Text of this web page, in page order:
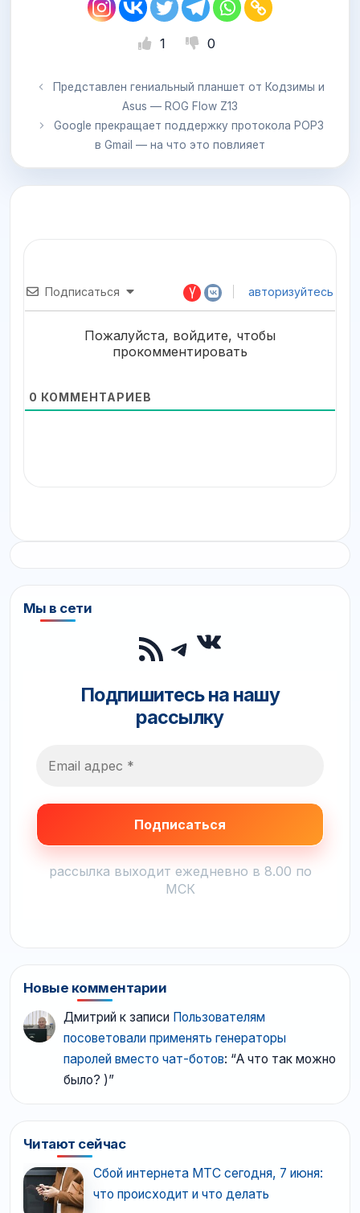
1 0
Представлен гениальный планшет от Кодзимы и
Asus — ROG Flow Z13
Google прекращает поддержку протокола POP3
в Gmail — на что это повлияет
Подписаться авторизуйтесь
Пожалуйста, войдите, чтобы
прокомментировать
0 КОММЕНТАРИЕВ
Мы в сети
RSS-лента
Telegram
ВКонтакте
Подпишитесь на нашу
рассылку
рассылка выходит ежедневно в 8.00 по
МСК
Новые комментарии
Дмитрий к записи Пользователям
посоветовали применять генераторы
паролей вместо чат-ботов: “А что так можно
было? )”
Читают сейчас
Сбой интернета МТС сегодня, 7 июня:
что происходит и что делать